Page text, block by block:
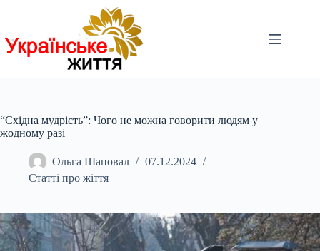
“Східна мудрість”: Чого не можна говорити людям у
жодному разі
Ольга Шаповал
07.12.2024
Статті про жіття